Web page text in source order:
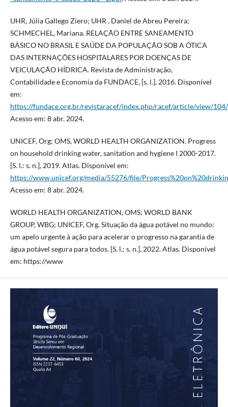
UHR, Júlia Gallego Ziero; UHR , Daniel de Abreu Pereira;
SCHMECHEL, Mariana. RELAÇÃO ENTRE SANEAMENTO
BÁSICO NO BRASIL E SAÚDE DA POPULAÇÃO SOB A ÓTICA
DAS INTERNAÇÕES HOSPITALARES POR DOENÇAS DE
VEICULAÇÃO HÍDRICA. Revista de Administração,
Contabilidade e Economia da FUNDACE, [s. l.], 2016. Disponível
em:
https://fundace.org.br/revistaracef/index.php/racef/article/view/
Acesso em: 8 abr. 2024.
UNICEF, Org; OMS, WORLD HEALTH ORGANIZATION. Progress
on household drinking water, sanitation and hygiene I 2000-2017.
[S. l.: s. n.], 2019. Atlas. Disponível em:
https://www.unicef.org/media/55276/file/
Acesso em: 8 abr. 2024.
WORLD HEALTH ORGANIZATION, OMS; WORLD BANK
GROUP, WBG; UNICEF, Org. Situação da água potável no mundo:
um apelo urgente à ação para acelerar o progresso na garantia de
água potável segura para todos. [S. l.: s. n.], 2022. Atlas. Disponível
em: https://www